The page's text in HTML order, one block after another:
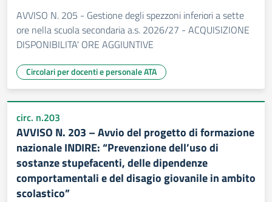
AVVISO N. 205 - Gestione degli spezzoni inferiori a sette
ore nella scuola secondaria a.s. 2026/27 - ACQUISIZIONE
DISPONIBILITA' ORE AGGIUNTIVE
Circolari per docenti e personale ATA
circ. n.203
AVVISO N. 203 – Avvio del progetto di formazione
nazionale INDIRE: “Prevenzione dell’uso di
sostanze stupefacenti, delle dipendenze
comportamentali e del disagio giovanile in ambito
scolastico”